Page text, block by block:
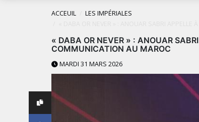
ACCEUIL
LES IMPÉRIALES
« DABA OR NEVER » : ANOUAR
COMMUNICATION AU MAROC
MARDI 31 MARS 2026